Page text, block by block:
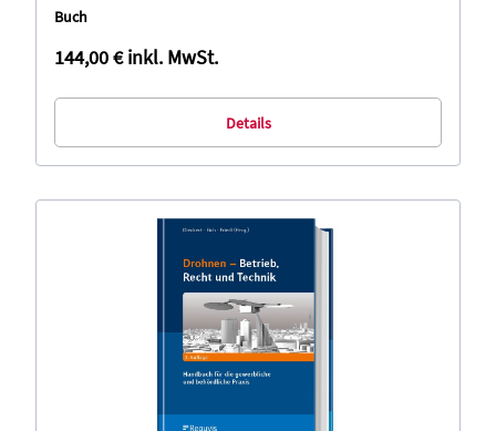
Buch
144,00 €inkl. MwSt.
Details